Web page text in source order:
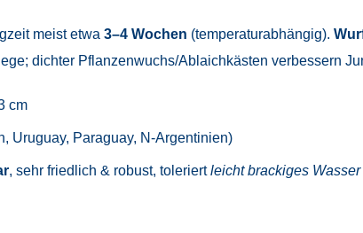
meist etwa 3–4 Wochen (temperaturabhängig).
dichter Pflanzenwuchs/Ablaichkästen verbessern
cm
Uruguay, Paraguay, N-Argentinien)
, sehr friedlich & robust, toleriertleicht brackiges Wasser